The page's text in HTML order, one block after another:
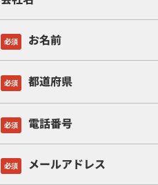
必須 お名前
必須 都道府県
必須 電話番号
必須 メールアドレス